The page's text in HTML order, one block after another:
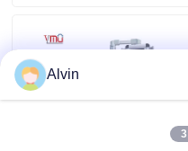
引用を要求しなさい
Alvin